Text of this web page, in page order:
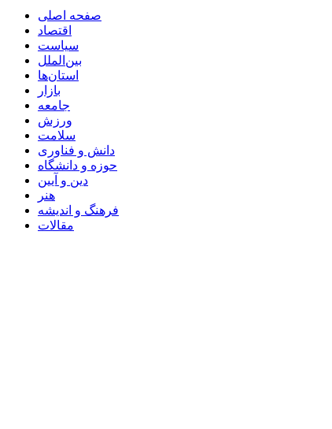
صفحه اصلی
اقتصاد
سیاست
بین‌الملل
استان‌ها
بازار
جامعه
ورزش
سلامت
دانش و فناوری
حوزه و دانشگاه
دین و آیین
هنر
فرهنگ و اندیشه
مقالات